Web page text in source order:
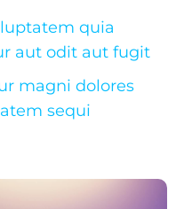
quia
aut odit aut fugit
magni dolores
sequi